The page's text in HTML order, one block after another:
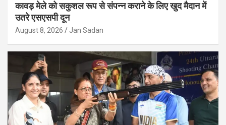
कावड़ मेले को सकुशल रूप से संपन्न कराने के लिए खुद मैदान में
उतरे एसएसपी दून
August 8, 2026 Jan Sadan